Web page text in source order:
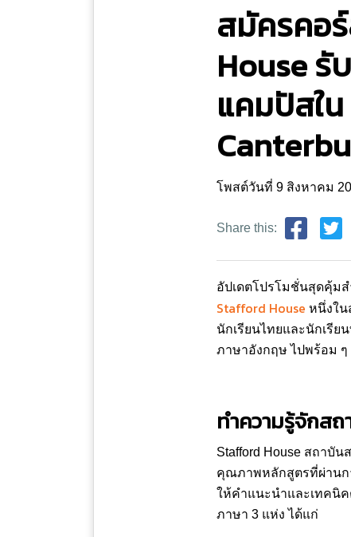
สมัครคอ
House รั
แคมปัสใ
โพสต์วันที่ 9 สิงหาคม
Share this:
อัปเดตโปรโมชั่นสุดคุ้ม
Stafford House หนึ่งใน
นักเรียนไทยและนักเรีย
ภาษาอังกฤษ ไปพร้อม
ทำความรู้จักส
Stafford House สถาบั
คุณภาพหลักสูตรที่ผ่านก
ให้คำแนะนำและเทคนิค
ภาษา 3 แห่ง ได้แก่